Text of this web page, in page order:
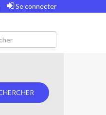
Se connecter